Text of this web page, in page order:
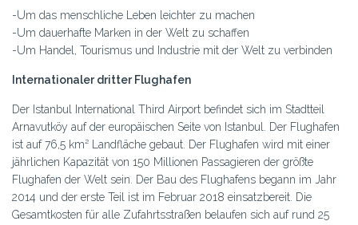
-Um das menschliche Leben leichter zu machen
-Um dauerhafte Marken in der Welt zu schaffen
-Um Handel, Tourismus und Industrie mit der Welt zu verbinden
Internationaler dritter Flughafen
Der Istanbul International Third Airport befindet sich im Stadtteil
Arnavutköy auf der europäischen Seite von Istanbul. Der Flughafen
ist auf 76,5 km² Landfläche gebaut. Der Flughafen wird mit einer
jährlichen Kapazität von 150 Millionen Passagieren der größte
Flughafen der Welt sein. Der Bau des Flughafens begann im Jahr
2014 und der erste Teil ist im Februar 2018 einsatzbereit. Die
Gesamtkosten für alle Zufahrtsstraßen belaufen sich auf rund 25